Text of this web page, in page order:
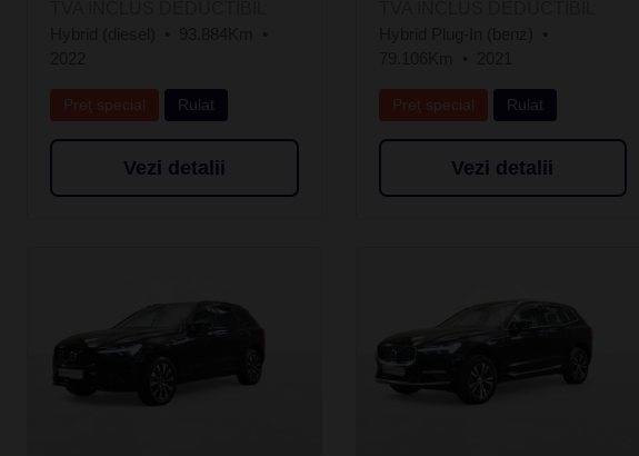
Preț special Rulat
Vezi detalii
Preț special Rulat
Vezi detalii